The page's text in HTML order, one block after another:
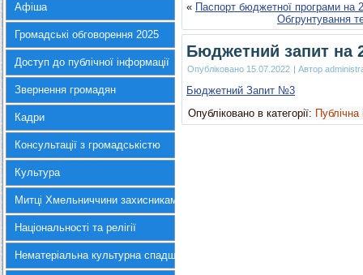
Афіша
Громадські обговорення 2025
Доступ до публічної інформації
Звернення громадян
Кадри
Консультації з громадськістю
Культура
Митці Хмельниччини захисникам України
Національності та релігії
Нематеріальна культурна спадщина
« Паспорт бюджетної програми на
Обгрунтування
Бюджетний запит на
Опубліковано 15.07.2022 | Автор
Бюджетний Запит №3
Опубліковано в категорії: Публічна